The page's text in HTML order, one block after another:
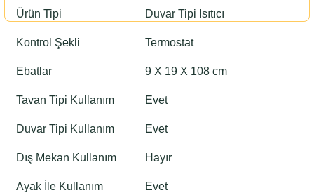
Ürün Tipi
Duvar Tipi Isıtıcı
Kontrol Şekli Termostat
Ebatlar 9 X 19 X 108 cm
Tavan Tipi Kullanım Evet
Duvar Tipi Kullanım Evet
Dış Mekan Kullanım Hayır
Ayak İle Kullanım Evet